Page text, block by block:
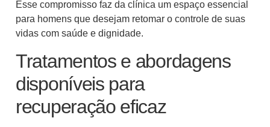
Esse compromisso faz da clínica um espaço essencial
para homens que desejam retomar o controle de suas
vidas com saúde e dignidade.
Tratamentos e abordagens
disponíveis para
recuperação eficaz